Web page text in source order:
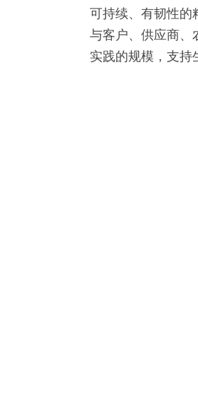
可持续、有韧性的
与客户、供应商、
实践的规模，支持